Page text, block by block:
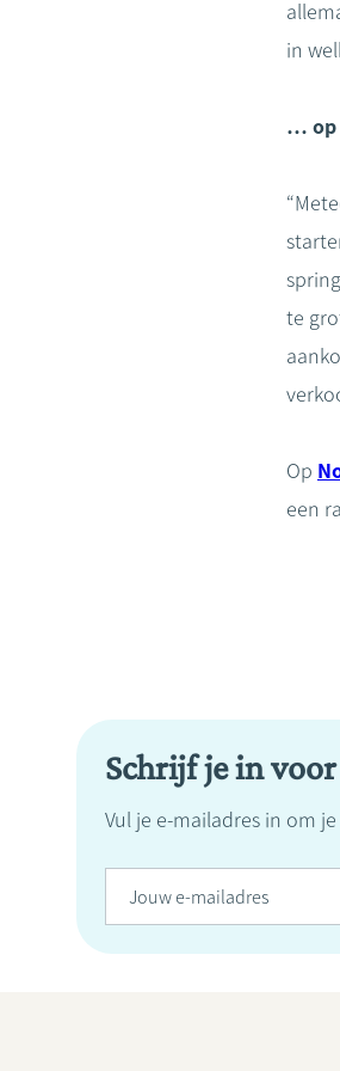
in
… op
te
Op
een
Schrijf je in
Vul je e-mailadres in om